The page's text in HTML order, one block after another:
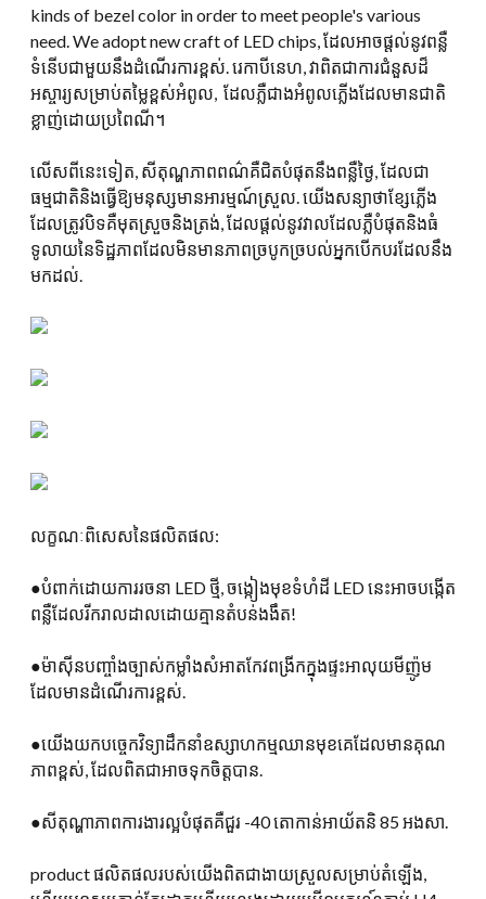
kinds of bezel color in order to meet people's various
need. We adopt new craft of LED chips , ដែលអាចផ្តល់នូវពន្លឺ
ទំនើបជាមួយនឹងដំណើរការខ្ពស់. រេកាបីនេហ, វាពិតជាការជំនួសដ៏
អស្ចារ្យសម្រាប់តម្លៃខ្ពស់អំពូល, ដែលភ្លឺជាងអំពូលភ្លើងដែលមានជាតិ
ខ្លាញ់ដោយប្រពៃណី។
លើសពីនេះទៀត, សីតុណ្ហភាពពណ៌គឺជិតបំផុតនឹងពន្លឺថ្ងៃ, ដែលជា
ធម្មជាតិនិងធ្វើឱ្យមនុស្សមានអារម្មណ៍ស្រួល. យើងសន្យាថាខ្សែភ្លើង
ដែលត្រូវបិទគឺមុតស្រួចនិងត្រង់, ដែលផ្តល់នូវវាលដែលភ្លឺបំផុតនិងធំ
ទូលាយនៃទិដ្ឋភាពដែលមិនមានភាពច្របូកច្របល់អ្នកបើកបរដែលនឹង
មកដល់.
លក្ខណៈពិសេសនៃផលិតផល:
●បំពាក់ដោយការរចនា LED ថ្មី, ចង្កៀងមុខទំហំដី LED នេះអាចបង្កើត
ពន្លឺដែលរីករាលដាលដោយគ្មានតំបន់ងងឹត!
●ម៉ាស៊ីនបញ្ចាំងច្បាស់កម្លាំងសំអាតកែវពង្រីកក្នុងផ្ទះអាលុយមីញ៉ូម
ដែលមានដំណើរការខ្ពស់.
●យើងយកបច្ចេកវិទ្យាដឹកនាំឧស្សាហកម្មឈានមុខគេដែលមានគុណ
ភាពខ្ពស់, ដែលពិតជាអាចទុកចិត្តបាន.
●សីតុណ្ហាភាពការងារល្អបំផុតគឺជួរ -40 តោកាន់អាយ័តនិ 85 អងសា.
product ផលិតផលរបស់យើងពិតជាងាយស្រួលសម្រាប់តំឡើង,